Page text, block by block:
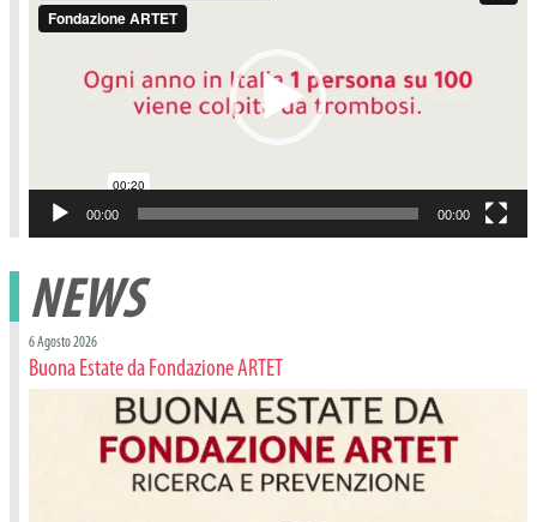
00:00 00:00
NEWS
6 Agosto 2026
Buona Estate da Fondazione ARTET